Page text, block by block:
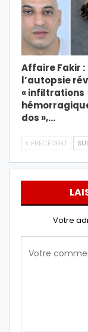
Affaire Fakir :
l’autopsie
« infiltrations
dos »,…
PRÉCÉDENT
Votre